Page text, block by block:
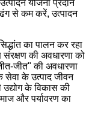
योजना प्रदान
ढंग से कम करें, उत्पादन
का पालन कर रहा
की अवधारणा को
जीत" की अवधारणा
के उत्पाद जीवन
के विकास की
और पर्यावरण का